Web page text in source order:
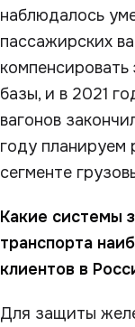
наблюдалось
пассажирских
компенсировать
базы, и в 2021
вагонов
году планируем
сегменте
Какие системы
транспорта
клиентов в
Для защиты